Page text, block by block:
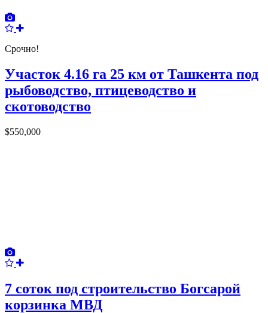
Срочно!
Участок 4.16 га 25 км от Ташкента под
рыбоводство, птицеводство и
скотоводство
$550,000
7 соток под строительство Богсарой
корзинка МВД